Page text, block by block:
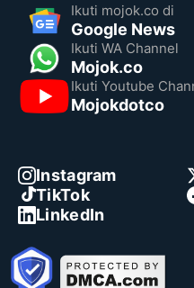
Ikuti mojok.co di
Google News
Ikuti WA Channel
Mojok.co
Ikuti Youtube
Mojokdotco
Instagram
TikTok
LinkedIn